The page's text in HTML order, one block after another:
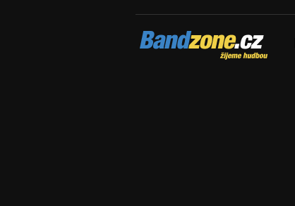
Bandzone.cz
žijeme hudbou